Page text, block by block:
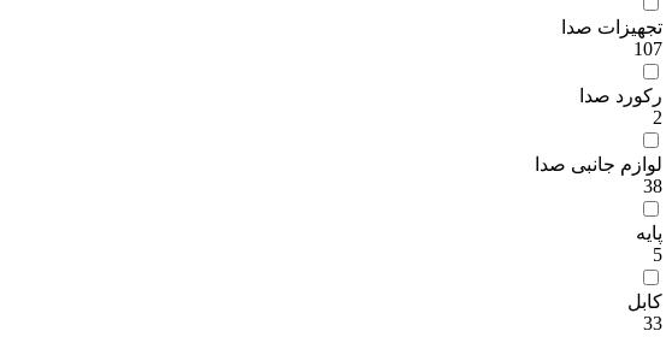
تجهیزات صدا
107
رکورد صدا
2
لوازم جانبی صدا
38
پایه
5
کابل
33